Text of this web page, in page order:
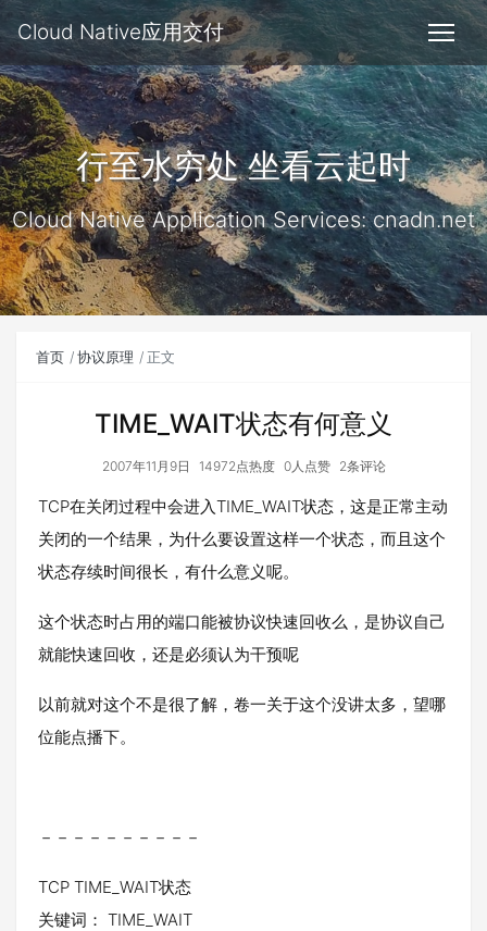
Cloud Native应用交付
行至水穷处 坐看云起时
Cloud Native Application Services: cnadn.net
首页 协议原理 正文
TIME_WAIT状态有何意义
2007年11月9日 14972点热度 0人点赞 2条评论
TCP在关闭过程中会进入TIME_WAIT状态，这是正常主动
关闭的一个结果，为什么要设置这样一个状态，而且这个
状态存续时间很长，有什么意义呢。
这个状态时占用的端口能被协议快速回收么，是协议自己
就能快速回收，还是必须认为干预呢
以前就对这个不是很了解，卷一关于这个没讲太多，望哪
位能点播下。
－－－－－－－－－－
TCP TIME_WAIT状态
关键词： TIME_WAIT